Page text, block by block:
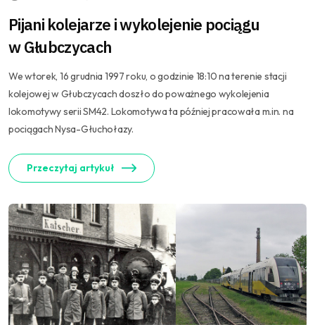
Pijani kolejarze i wykolejenie pociągu
w Głubczycach
We wtorek, 16 grudnia 1997 roku, o godzinie 18:10 na terenie stacji
kolejowej w Głubczycach doszło do poważnego wykolejenia
lokomotywy serii SM42. Lokomotywa ta później pracowała m.in. na
pociągach Nysa-Głuchołazy.
Przeczytaj artykuł